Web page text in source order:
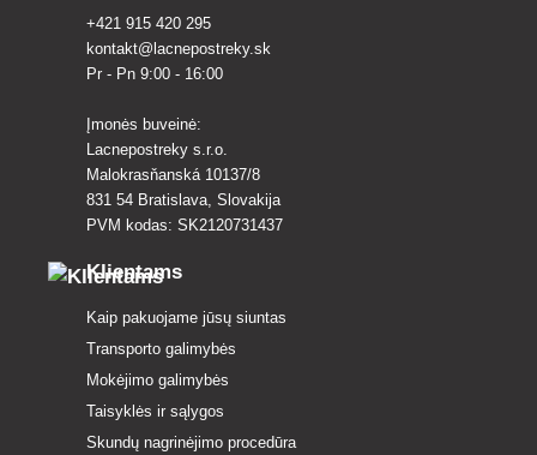
+421 915 420 295
kontakt@lacnepostreky.sk
Pr - Pn 9:00 - 16:00
Įmonės buveinė:
Lacnepostreky s.r.o.
Malokrasňanská 10137/8
831 54 Bratislava, Slovakija
PVM kodas: SK2120731437
Klientams
Kaip pakuojame jūsų siuntas
Transporto galimybės
Mokėjimo galimybės
Taisyklės ir sąlygos
Skundų nagrinėjimo procedūra